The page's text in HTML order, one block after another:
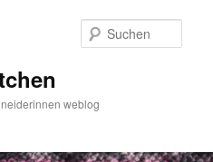
weblog